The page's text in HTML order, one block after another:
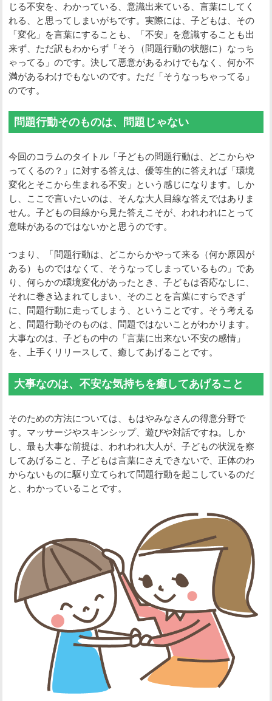
じる不安を、わかっている、意識出来ている、言葉にしてく
れる、と思ってしまいがちです。実際には、子どもは、その
「変化」を言葉にすることも、「不安」を意識することも出
来ず、ただ訳もわからず「そう（問題行動の状態に）なっち
ゃってる」のです。決して悪意があるわけでもなく、何か不
満があるわけでもないのです。ただ「そうなっちゃってる」
のです。
問題行動そのものは、問題じゃない
今回のコラムのタイトル「子どもの問題行動は、どこからや
ってくるの？」に対する答えは、優等生的に答えれば「環境
変化とそこから生まれる不安」という感じになります。しか
し、ここで言いたいのは、そんな大人目線な答えではありま
せん。子どもの目線から見た答えこそが、われわれにとって
意味があるのではないかと思うのです。
つまり、「問題行動は、どこからかやって来る（何か原因が
ある）ものではなくて、そうなってしまっているもの」であ
り、何らかの環境変化があったとき、子どもは否応なしに、
それに巻き込まれてしまい、そのことを言葉にすらできず
に、問題行動に走ってしまう、ということです。そう考える
と、問題行動そのものは、問題ではないことがわかります。
大事なのは、子どもの中の「言葉に出来ない不安の感情」
を、上手くリリースして、癒してあげることです。
大事なのは、不安な気持ちを癒してあげること
そのための方法については、もはやみなさんの得意分野で
す。マッサージやスキンシップ、遊びや対話ですね。しか
し、最も大事な前提は、われわれ大人が、子どもの状況を察
してあげること、子どもは言葉にさえできないで、正体のわ
からないものに駆り立てられて問題行動を起こしているのだ
と、わかっていることです。